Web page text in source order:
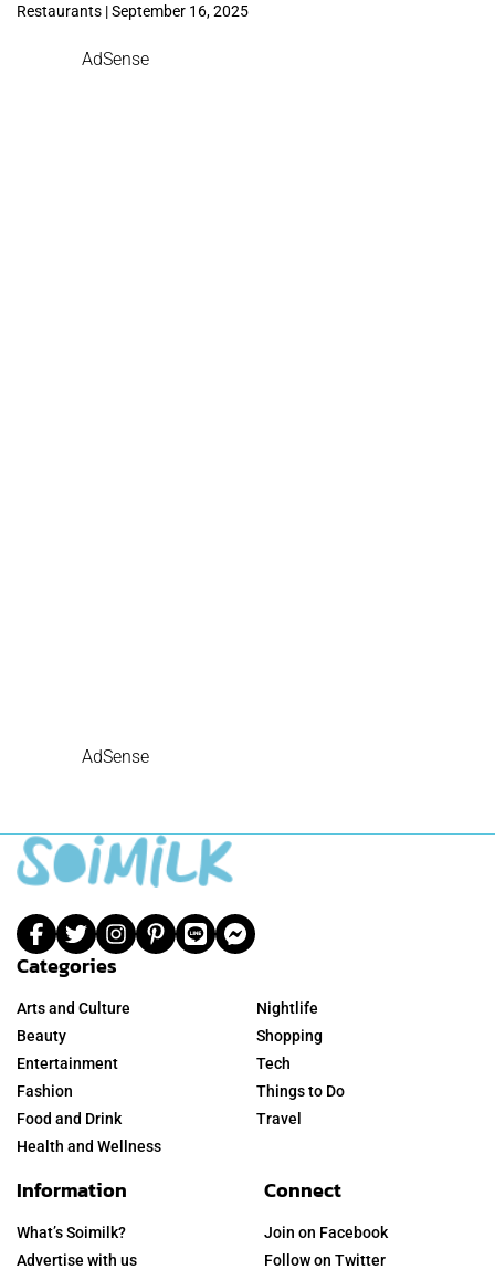
Restaurants | September 16, 2025
AdSense
AdSense
Categories
Arts and Culture
Beauty
Entertainment
Fashion
Food and Drink
Health and Wellness
Nightlife
Shopping
Tech
Things to Do
Travel
Information
What’s Soimilk?
Advertise with us
Connect
Join on Facebook
Follow on Twitter